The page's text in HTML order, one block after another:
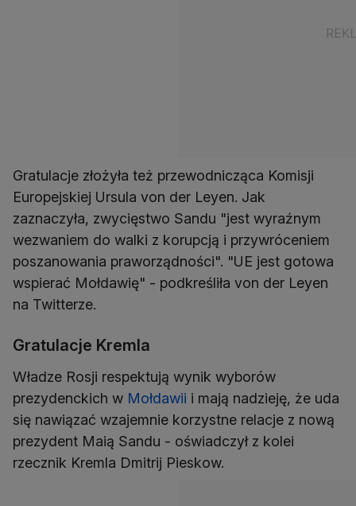
Gratulacje złożyła też przewodnicząca Komisji
Europejskiej Ursula von der Leyen. Jak
zaznaczyła, zwycięstwo Sandu "jest wyraźnym
wezwaniem do walki z korupcją i przywróceniem
poszanowania praworządności". "UE jest gotowa
wspierać Mołdawię" - podkreśliła von der Leyen
na Twitterze.
Gratulacje Kremla
Władze Rosji respektują wynik wyborów
prezydenckich w Mołdawii i mają nadzieję, że uda
się nawiązać wzajemnie korzystne relacje z nową
prezydent Maią Sandu - oświadczył z kolei
rzecznik Kremla Dmitrij Pieskow.